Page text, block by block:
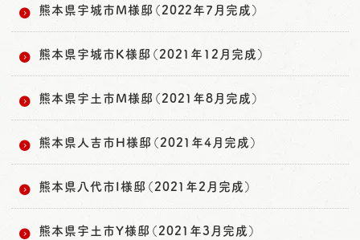
熊本県宇城市M様邸（2022年7月完成）
熊本県宇城市K様邸（2021年12月完成）
熊本県宇土市M様邸（2021年8月完成）
熊本県人吉市H様邸（2021年4月完成）
熊本県八代市I様邸（2021年2月完成）
熊本県宇土市Y様邸（2021年3月完成）